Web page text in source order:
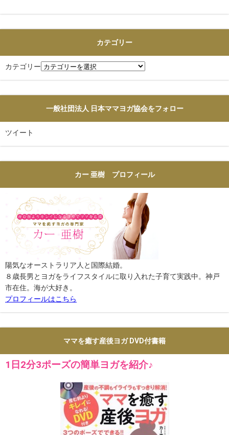
カテゴリー
カテゴリー
一般社団法人 日本ママヨガ協会をフォロー
ツイート
カー 亜樹 プロフィール
陽気なオーストラリア人と国際結婚。
８歳長男とヨガをライフスタイルに取り入れた子育て実践中。神戸
市在住。海が大好き。
プロフィールはこちら
ママを癒す産後ヨガ DVD付書籍
1日2分3ポーズの簡単ヨガを紹介♪